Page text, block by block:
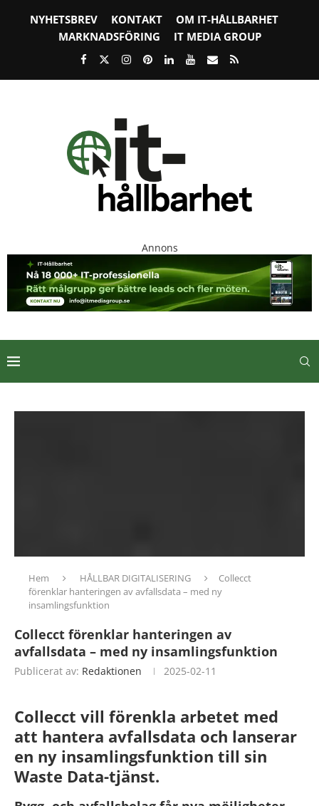
NYHETSBREV KONTAKT
OM IT-HÅLLBARHET
MARKNADSFÖRING
IT MEDIA GROUP
Annons
Hem HÅLLBAR DIGITALISERING
Collecct
förenklar hanteringen av avfallsdata – med ny
insamlingsfunktion
Collecct förenklar hanteringen av
avfallsdata – med ny insamlingsfunktion
Publicerat av: Redaktionen 2025-02-11
Collecct vill förenkla arbetet med
att hantera avfallsdata och lanserar
en ny insamlingsfunktion till sin
Waste Data-tjänst.